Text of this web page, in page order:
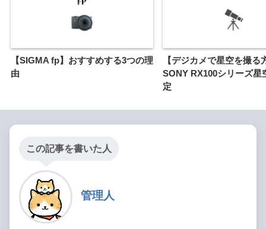
【SIGMA fp】おすすめする3つの理
由
【デジカメで星空を撮る
SONY RX100シリーズ星
定
この記事を書いた人
管理人